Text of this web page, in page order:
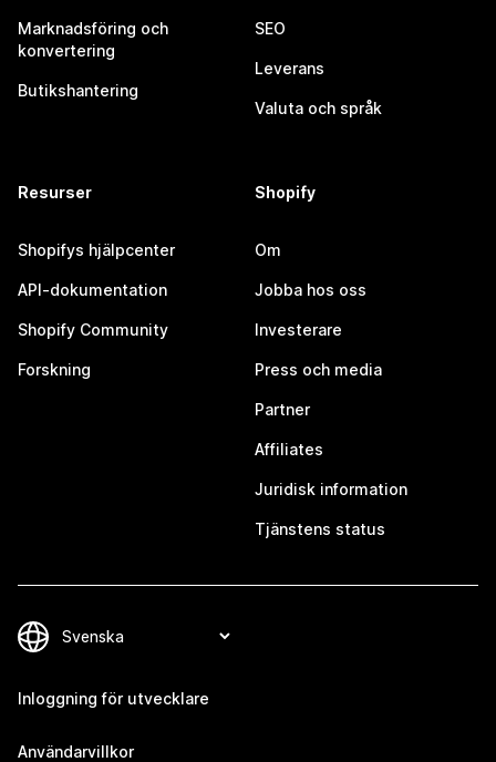
Marknadsföring och
konvertering
Butikshantering
SEO
Leverans
Valuta och språk
Resurser
Shopifys hjälpcenter
API-dokumentation
Shopify Community
Forskning
Shopify
Om
Jobba hos oss
Investerare
Press och media
Partner
Affiliates
Juridisk information
Tjänstens status
Inloggning för utvecklare
Användarvillkor